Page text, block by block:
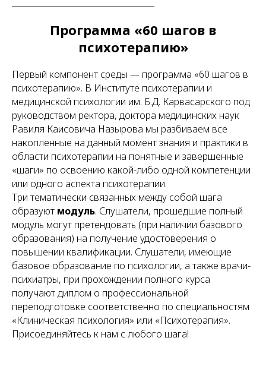
Программа «60 шагов в
психотерапию»
Первый компонент среды — программа «60 шагов в
психотерапию». В Институте психотерапии и
медицинской психологии им. Б.Д. Карвасарского под
руководством ректора, доктора медицинских наук
Равиля Каисовича Назырова мы разбиваем все
накопленные на данный момент знания и практики в
области психотерапии на понятные и завершенные
«шаги» по освоению какой-либо одной компетенции
или одного аспекта психотерапии.
Три тематически связанных между собой шага
образуют модуль. Слушатели, прошедшие полный
модуль могут претендовать (при наличии базового
образования) на получение удостоверения о
повышении квалификации. Слушатели, имеющие
базовое образование по психологии, а также врачи-
психиатры, при прохождении полного курса
получаютдиплом о профессиональной
переподготовке соответственно по специальностям
«Клиническая психология» или «Психотерапия».
Присоединяйтесь к нам с любого шага!